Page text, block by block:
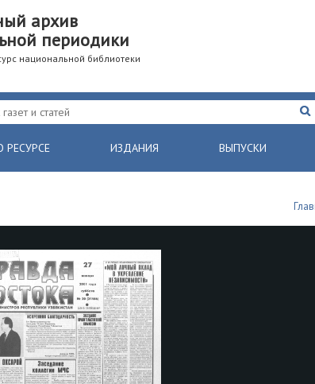
архив
периодики
национальной библиотеки
РЕСУРСЕ ИЗДАНИЯ ВЫПУСКИ